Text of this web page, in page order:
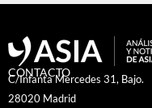
CONTACTO
C/Infanta Mercedes 31, Bajo.
28020 Madrid